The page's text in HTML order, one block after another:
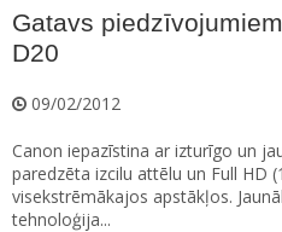
Gatavs
D20
09/02/2012
Canon iepazīstina ar izturīgo un
paredzēta izcilu attēlu un Full HD
visekstrēmākajos apstākļos.
tehnoloģija...